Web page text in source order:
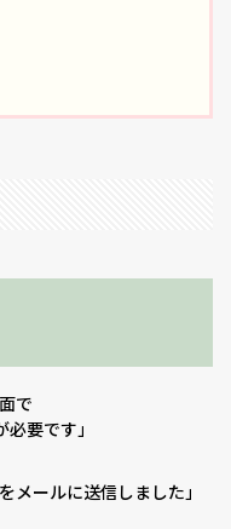
で
要です」
メールに送信しました」